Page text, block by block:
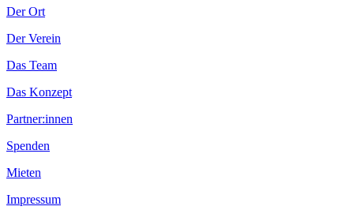
Der Ort
Der Verein
Das Team
Das Konzept
Partner:innen
Spenden
Mieten
Impressum